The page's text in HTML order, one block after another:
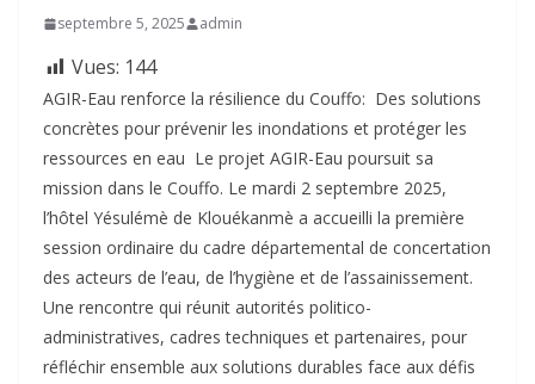
septembre 5, 2025 admin
Vues: 144
‎AGIR-Eau renforce la résilience du Couffo: ‎ ‎Des solutions
concrètes pour prévenir les inondations et protéger les
ressources en eau ‎ ‎Le projet AGIR-Eau poursuit sa
mission dans le Couffo. Le mardi 2 septembre 2025,
l’hôtel Yésulémè de Klouékanmè a accueilli la première
session ordinaire du cadre départemental de concertation
des acteurs de l’eau, de l’hygiène et de l’assainissement.
Une rencontre qui réunit autorités politico-
administratives, cadres techniques et partenaires, pour
réfléchir ensemble aux solutions durables face aux défis